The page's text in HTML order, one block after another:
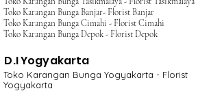
Toko Karangan Bunga Banjar- Florist Banjar
Toko Karangan Bunga Cimahi - Florist Cimahi
Toko Karangan Bunga Depok - Florist Depok
D.I Yogyakarta
Toko Karangan Bunga Yogyakarta - Florist
Yogyakarta